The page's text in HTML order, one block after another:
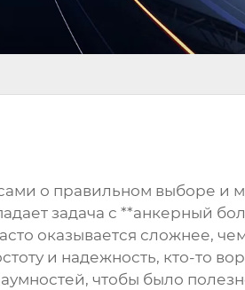
о правильном выборе и
задача с **анкерный
оказывается сложнее,
и надежность, кто-то
чтобы было